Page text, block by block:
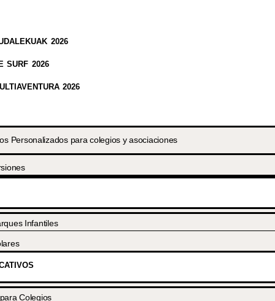
2026
SURF 2026
2026
Personalizados para colegios y asociaciones
Infantiles
Colegios